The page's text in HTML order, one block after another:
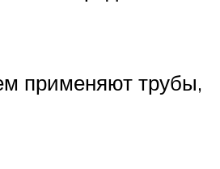
применяют трубы,